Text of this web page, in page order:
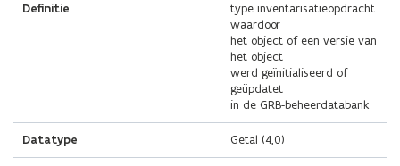
Definitie
type inventarisatieopdracht
waardoor
het object of een versie van
het object
werd geïnitialiseerd of
geüpdatet
in de GRB-beheerdatabank
Datatype Getal (4,0)